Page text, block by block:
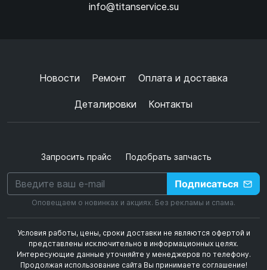
info@titanservice.su
Новости Ремонт Оплата и доставка
Деталировки Контакты
Запросить прайс Подобрать запчасть
Подписаться
Оповещаем о новинках и акциях. Без рекламы и спама.
Условия работы, цены, сроки доставки не являются офертой и
представлены исключительно в информационных целях.
Интересующие данные уточняйте у менеджеров по телефону.
Продолжая использование сайта Вы принимаете соглашение!